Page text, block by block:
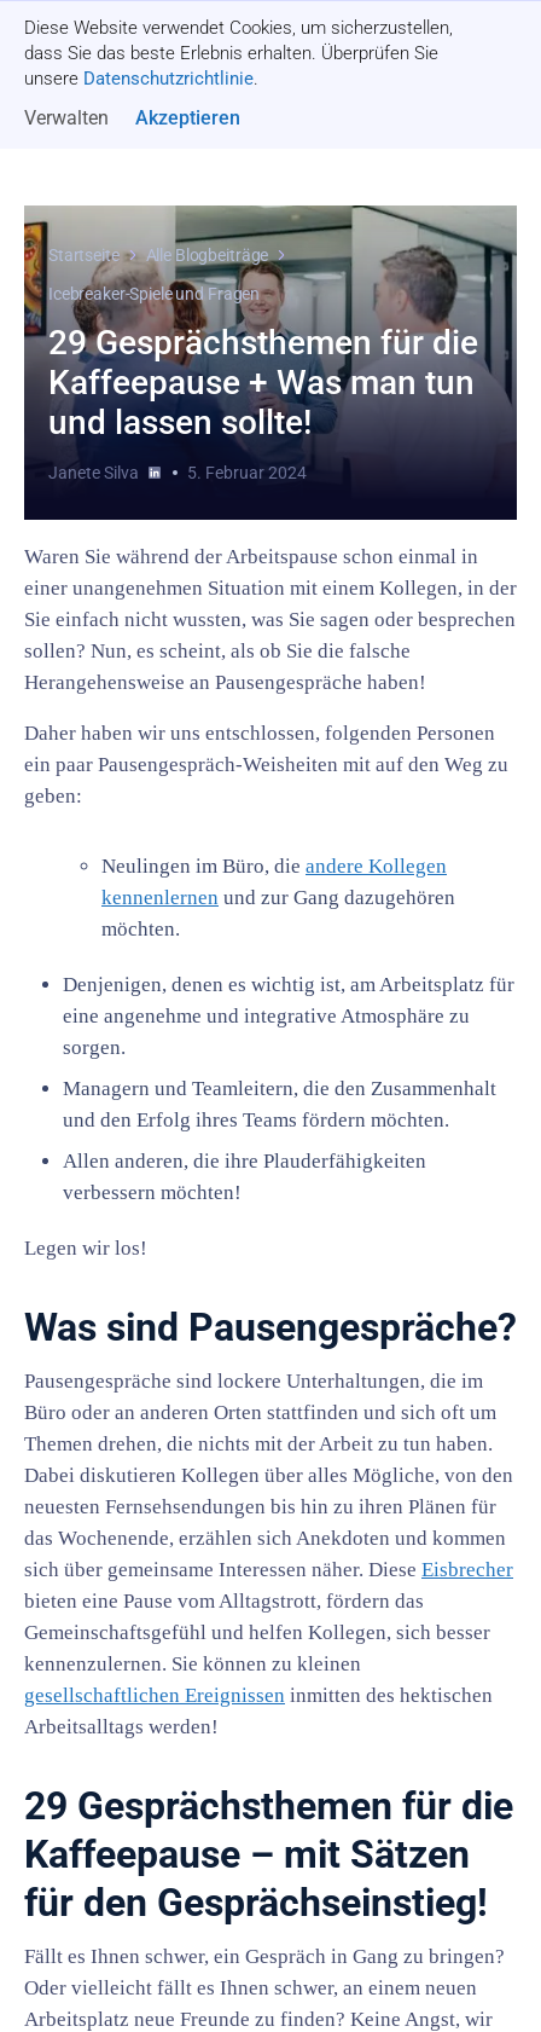
Diese Website verwendet Cookies, um sicherzustellen,
dass Sie das beste Erlebnis erhalten. Überprüfen Sie
unsere Datenschutzrichtlinie.
Verwalten Akzeptieren
Angebot einholen
Startseite
Alle Blogbeiträge
Icebreaker-Spiele und Fragen
29 Gesprächsthemen für die
Kaffeepause + Was man tun
und lassen sollte!
Janete Silva 5. Februar 2024
Waren Sie während der Arbeitspause schon einmal in
einer unangenehmen Situation mit einem Kollegen, in der
Sie einfach nicht wussten, was Sie sagen oder besprechen
sollen? Nun, es scheint, als ob Sie die falsche
Herangehensweise an Pausengespräche haben!
Daher haben wir uns entschlossen, folgenden Personen
ein paar Pausengespräch-Weisheiten mit auf den Weg zu
geben:
Neulingen im Büro, die andere Kollegen
kennenlernen und zur Gang dazugehören
möchten.
Denjenigen, denen es wichtig ist, am Arbeitsplatz für
eine angenehme und integrative Atmosphäre zu
sorgen.
Managern und Teamleitern, die den Zusammenhalt
und den Erfolg ihres Teams fördern möchten.
Allen anderen, die ihre Plauderfähigkeiten
verbessern möchten!
Legen wir los!
Was sind Pausengespräche?
Pausengespräche sind lockere Unterhaltungen, die im
Büro oder an anderen Orten stattfinden und sich oft um
Themen drehen, die nichts mit der Arbeit zu tun haben.
Dabei diskutieren Kollegen über alles Mögliche, von den
neuesten Fernsehsendungen bis hin zu ihren Plänen für
das Wochenende, erzählen sich Anekdoten und kommen
sich über gemeinsame Interessen näher. Diese Eisbrecher
bieten eine Pause vom Alltagstrott, fördern das
Gemeinschaftsgefühl und helfen Kollegen, sich besser
kennenzulernen. Sie können zu kleinen
gesellschaftlichen Ereignissen inmitten des hektischen
Arbeitsalltags werden!
29 Gesprächsthemen für die
Kaffeepause – mit Sätzen
für den Gesprächseinstieg!
Fällt es Ihnen schwer, ein Gespräch in Gang zu bringen?
Oder vielleicht fällt es Ihnen schwer, an einem neuen
Arbeitsplatz neue Freunde zu finden? Keine Angst, wir